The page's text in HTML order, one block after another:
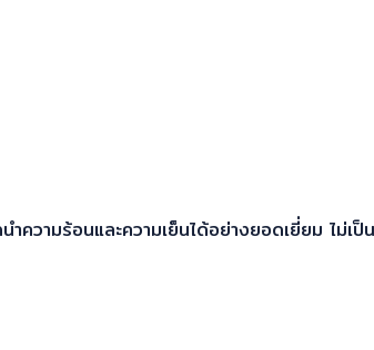
วามร้อนและความเย็นได้อย่างยอดเยี่ยม ไม่เป็